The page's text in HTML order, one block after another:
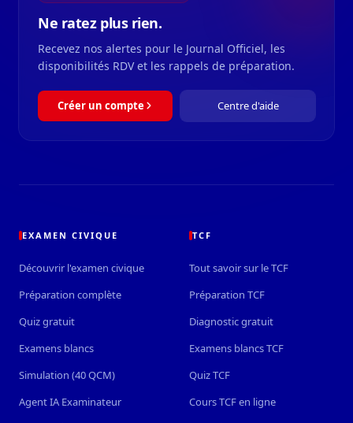
Ne ratez plus rien.
Recevez nos alertes pour le Journal Officiel, les
disponibilités RDV et les rappels de préparation.
Créer un compte Centre d'aide
EXAMEN CIVIQUE
Découvrir l'examen civique
Préparation complète
Quiz gratuit
Examens blancs
Simulation (40 QCM)
Agent IA Examinateur
TCF
Tout savoir sur le TCF
Préparation TCF
Diagnostic gratuit
Examens blancs TCF
Quiz TCF
Cours TCF en ligne